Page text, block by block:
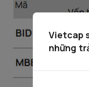
Vietcap
những